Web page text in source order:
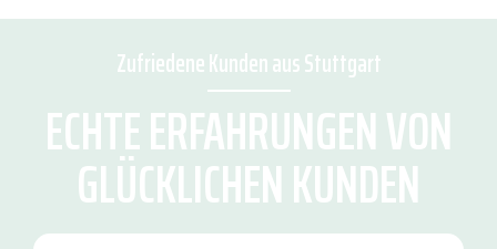
Zufriedene Kunden aus Stuttgart
ECHTE ERFAHRUNGEN VON
GLÜCKLICHEN KUNDEN